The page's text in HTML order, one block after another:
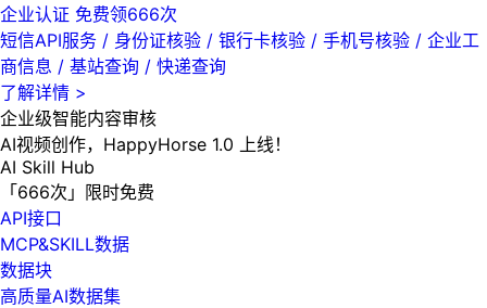
企业认证 免费领666次
短信API服务 / 身份证核验 / 银行卡核验 / 手机号核验 / 企业工
商信息 / 基站查询 / 快递查询
了解详情 >
企业级智能内容审核
AI视频创作，HappyHorse 1.0 上线！
AI Skill Hub
「666次」限时免费
API接口
MCP&SKILL数据
数据块
高质量AI数据集